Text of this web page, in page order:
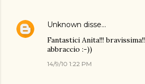
Unknown disse…
Fantastici Anita!!!
abbraccio :-))
14/9/10 1:22 PM